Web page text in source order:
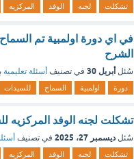
تشكلت لجنه الوفد المركزيه
في اي دورة اولمبية تم
الشرح
سُئل أبريل 30 في تصنيف أسئلة تعليمية
دورة اولمبية السماح للسيدات
تشكلت لجنه الوفد المركزيه للسيدات عام 1920 برئاسه
سُئل ديسمبر 27، 2025 في تصنيف
تشكلت لجنه الوفد المركزيه